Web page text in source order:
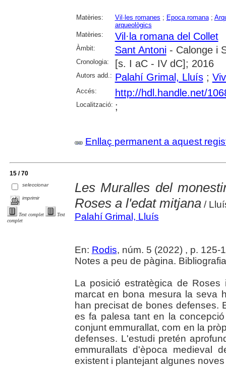
Matèries: Vil·les romanes ; Epoca romana;
arqueològics
Matèries:
Vil·la romana del Collet
Àmbit: Sant Antoni- Calonge i
Cronologia: [s. I aC - IV dC]; 2016
Autors add.: Palahí Grimal, Lluís;
Accés: http://hdl.handle.net/
Localització: ;
Enllaç permanent a aquest
15 / 70
seleccionar
imprimir
Text complet
Text
complet
Les Muralles del
Roses a l'edat mitjana/
Palahí Grimal, Lluís
En: Rodis, núm. 5 (2022) , p. 125-
Notes a peu de pàgina.
La posició estratègica de
marcat en bona mesura la seva
han precisat de bones defenses.
es fa palesa tant en la
conjunt emmurallat, com en la
defenses. L'estudi pretén
emmurallats d'època medieval
existent i plantejant algunes